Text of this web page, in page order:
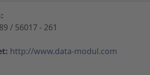
/ 56017 - 261
http://www.data-modul.com